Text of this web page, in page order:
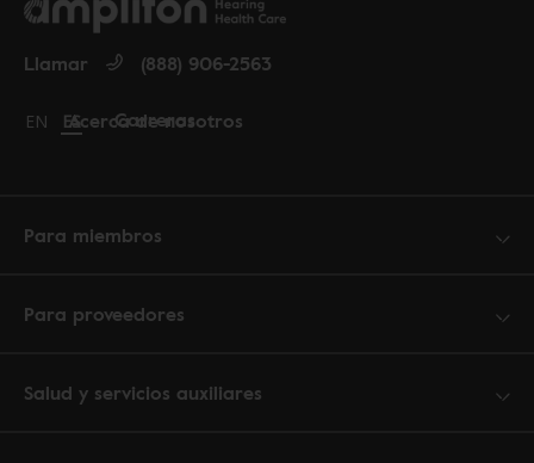
Acerca de nosotros
Carreras
Llamar (888) 906-2563
Change language to English
EN Cambiar idioma a español
ES
Para miembros
Para proveedores
Salud y servicios auxiliares